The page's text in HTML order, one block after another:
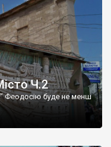
Ч.2
Феодосію буде не менш